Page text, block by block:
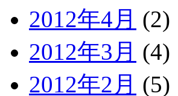
2012年4月 (2)
2012年3月 (4)
2012年2月 (5)